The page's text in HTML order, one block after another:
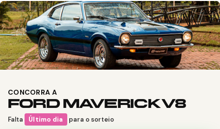
CONCORRA A
FORD MAVERICK V8
Falta Último dia para o sorteio